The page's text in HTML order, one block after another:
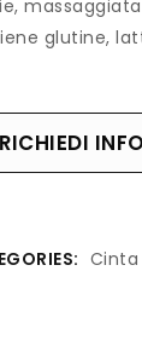
glutine,
RICHIEDI
Cinta